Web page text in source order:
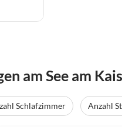
am See am
Schlafzimmer Anzahl